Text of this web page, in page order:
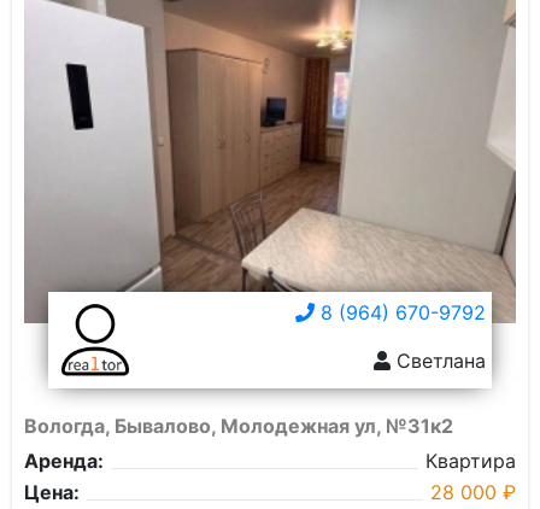
8 (964) 670-9792
Светлана
Вологда, Бывалово, Молодежная ул, №31к2
Аренда:
Квартира
Цена:
28 000 ₽